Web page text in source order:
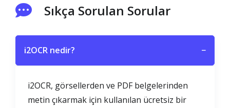
Sıkça Sorulan Sorular
i2OCR nedir? −
i2OCR, görsellerden ve PDF belgelerinden
metin çıkarmak için kullanılan ücretsiz bir